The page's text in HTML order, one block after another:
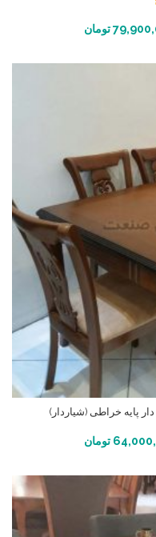
تومان
پایه خراطی (شیاردار)
تومان ها